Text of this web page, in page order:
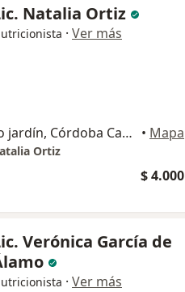
Natalia Ortiz
· Ver más
Bruno tapia, Barrio jardín, Córdoba Capital • Mapa
Ortiz
$ 4.000
Verónica García de
· Ver más